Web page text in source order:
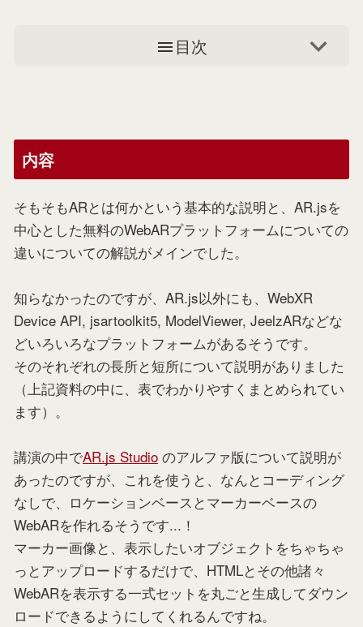
目次
内容
そもそもARとは何かという基本的な説明と、AR.jsを
中心とした無料のWebARプラットフォームについての
違いについての解説がメインでした。
知らなかったのですが、AR.js以外にも、WebXR
Device API, jsartoolkit5, ModelViewer, JeelzARなどな
どいろいろなプラットフォームがあるそうです。
そのそれぞれの長所と短所について説明がありました
（上記資料の中に、表でわかりやすくまとめられてい
ます）。
講演の中でAR.js Studio のアルファ版について説明が
あったのですが、これを使うと、なんとコーディング
なしで、ロケーションベースとマーカーベースの
WebARを作れるそうです...！
マーカー画像と、表示したいオブジェクトをちゃちゃ
っとアップロードするだけで、HTMLとその他諸々
WebARを表示する一式セットを丸ごと生成してダウン
ロードできるようにしてくれるんですね。